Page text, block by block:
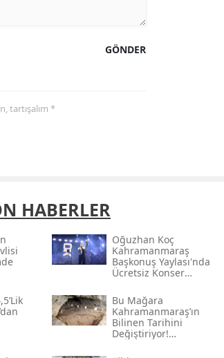
GÖNDER
tartışalım *
HABERLER
Oğuzhan Koç
Kahramanmaraş
Başkonuş Yaylası'nda
Ücretsiz Konser
Bu Mağara
Kahramanmaraş’ın
Bilinen Tarihini
Değiştiriyor!